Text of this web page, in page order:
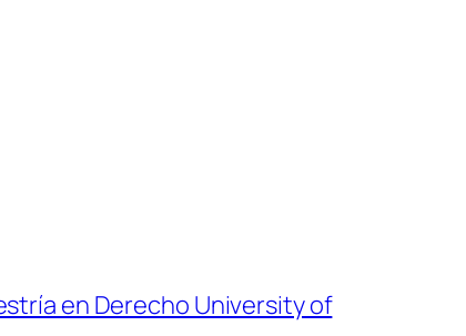
en Derecho University of